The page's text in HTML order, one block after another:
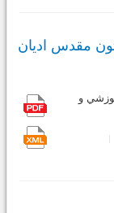
مقدس ادیان
و